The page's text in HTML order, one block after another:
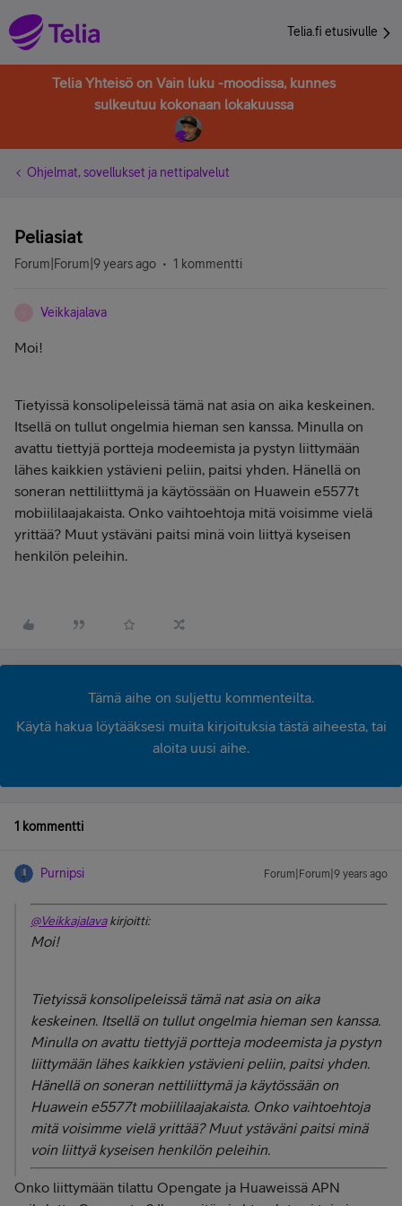
Telia.fi etusivulle
Telia Yhteisö on Vain luku -moodissa, kunnes
sulkeutuu kokonaan lokakuussa
Ohjelmat, sovellukset ja nettipalvelut
Peliasiat
Forum|Forum|9 years ago 1 kommentti
Veikkajalava
Moi!
Tietyissä konsolipeleissä tämä nat asia on aika keskeinen.
Itsellä on tullut ongelmia hieman sen kanssa. Minulla on
avattu tiettyjä portteja modeemista ja pystyn liittymään
lähes kaikkien ystävieni peliin, paitsi yhden. Hänellä on
soneran nettiliittymä ja käytössään on Huawein e5577t
mobiililaajakaista. Onko vaihtoehtoja mitä voisimme vielä
yrittää? Muut ystäväni paitsi minä voin liittyä kyseisen
henkilön peleihin.
Tämä aihe on suljettu kommenteilta.
Käytä hakua löytääksesi muita kirjoituksia tästä aiheesta, tai
aloita uusi aihe.
1 kommentti
Purnipsi Forum|Forum|9 years ago
@Veikkajalavakirjoitti:
Moi!
Tietyissä konsolipeleissä tämä nat asia on aika
keskeinen. Itsellä on tullut ongelmia hieman sen kanssa.
Minulla on avattu tiettyjä portteja modeemista ja pystyn
liittymään lähes kaikkien ystävieni peliin, paitsi yhden.
Hänellä on soneran nettiliittymä ja käytössään on
Huawein e5577t mobiililaajakaista. Onko vaihtoehtoja
mitä voisimme vielä yrittää? Muut ystäväni paitsi minä
voin liittyä kyseisen henkilön peleihin.
Onko liittymään tilattu Opengate ja Huaweissä APN